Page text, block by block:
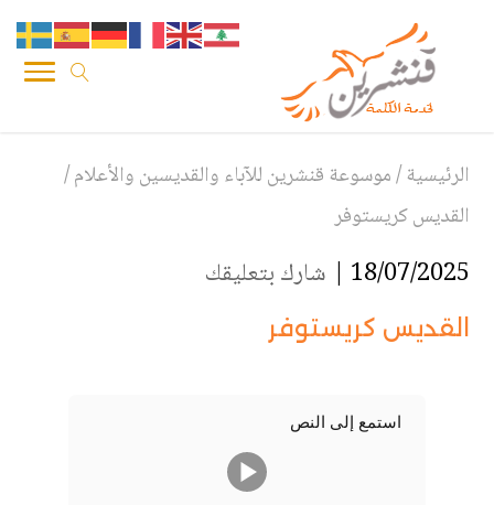
الرئيسية/موسوعة قنشرين للآباء والقديسين والأعلام/
القديس كريستوفر
18/07/2025 | شارك بتعليقك
القديس كريستوفر
استمع إلى النص